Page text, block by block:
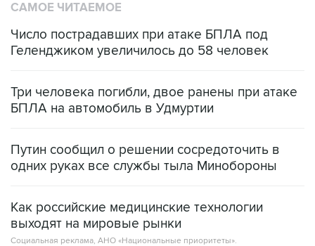
САМОЕ ЧИТАЕМОЕ
Число пострадавших при атаке БПЛА под
Геленджиком увеличилось до 58 человек
Три человека погибли, двое ранены при атаке
БПЛА на автомобиль в Удмуртии
Путин сообщил о решении сосредоточить в
одних руках все службы тыла Минобороны
Как российские медицинские технологии
выходят на мировые рынки
Социальная реклама, АНО «Национальные приоритеты».